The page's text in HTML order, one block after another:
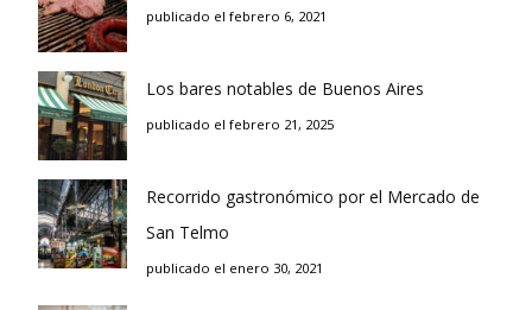
publicado el febrero 6, 2021
Los bares notables de Buenos Aires
publicado el febrero 21, 2025
Recorrido gastronómico por el Mercado de
San Telmo
publicado el enero 30, 2021